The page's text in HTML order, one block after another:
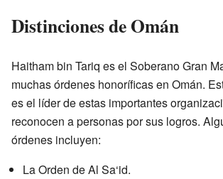
Distinciones de Omán
Haitham bin Tariq es el Soberano Gran
muchas órdenes honoríficas en Omán.
es el líder de estas importantes
reconocen a personas por sus logros.
órdenes incluyen:
La Orden de Al Sa‘id.